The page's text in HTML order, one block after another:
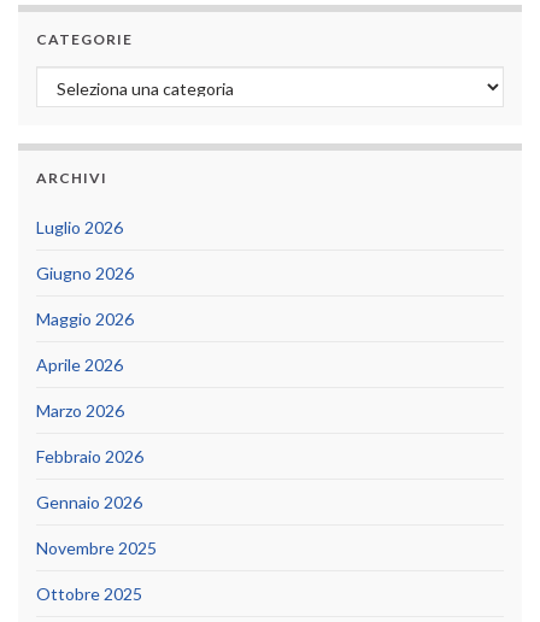
CATEGORIE
Categorie
ARCHIVI
Luglio 2026
Giugno 2026
Maggio 2026
Aprile 2026
Marzo 2026
Febbraio 2026
Gennaio 2026
Novembre 2025
Ottobre 2025